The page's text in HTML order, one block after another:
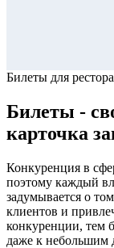
Билеты для
Билеты -
карточка
Конкуренция в
поэтому каждый
задумывается о
клиентов и
конкуренции, тем
даже к небольшим